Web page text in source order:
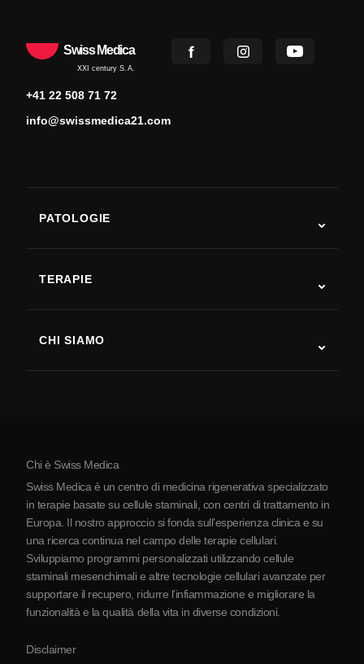
Swiss Medica
XXI century S.A.
+41 22 508 71 72
info@swissmedica21.com
PATOLOGIE
Malattia di Parkinson
Artrite
TERAPIE
CHI SIAMO
La Serbia
Partnership
Chi è Swiss Medica
Swiss Medica è un centro di medicina rigenerativa specializzato
in terapie basate su cellule staminali, con centri di trattamento in
Europa. Il nostro approccio si fonda sull’esperienza clinica e su
una ricerca continua nel campo delle terapie cellulari.
Sviluppiamo programmi personalizzati utilizzando cellule
staminali mesenchimali e altre tecnologie cellulari avanzate per
supportare il recupero, ridurre l’infiammazione e migliorare la
funzionalità e la qualità della vita in diverse condizioni.
Disclaimer